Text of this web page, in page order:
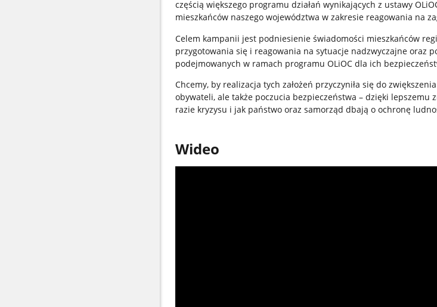
częścią większego programu działań wynikających z ustawy
mieszkańców naszego województwa w zakresie reagowania na
Celem kampanii jest podniesienie świadomości mieszkańców
przygotowania się i reagowania na sytuacje nadzwyczajne oraz
podejmowanych w ramach programu OLiOC dla ich
Chcemy, by realizacja tych założeń przyczyniła się do
obywateli, ale także poczucia bezpieczeństwa – dzięki lepszemu
razie kryzysu i jak państwo oraz samorząd dbają o ochronę
Wideo